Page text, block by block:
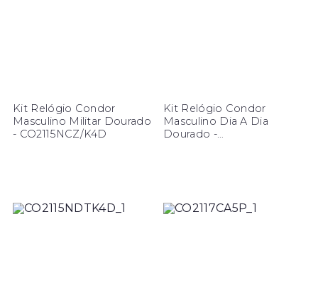
Kit Relógio Condor
Masculino Militar Dourado
- CO2115NCZ/K4D
Kit Relógio Condor
Masculino Dia A Dia
Dourado -